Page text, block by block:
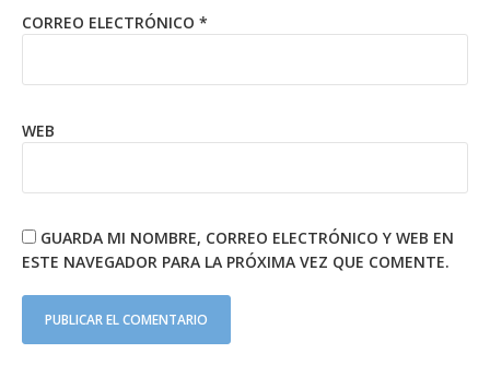
CORREO ELECTRÓNICO *
WEB
GUARDA MI NOMBRE, CORREO ELECTRÓNICO Y WEB EN
ESTE NAVEGADOR PARA LA PRÓXIMA VEZ QUE COMENTE.